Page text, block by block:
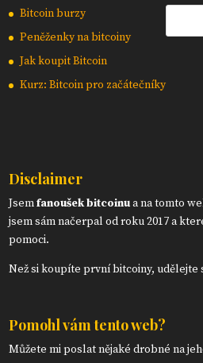
Bitcoin burzy
Peněženky na bitcoiny
Jak koupit Bitcoin
Kurz: Bitcoin pro začátečníky
Disclaimer
Jsemfanoušek bitcoinua na tomto
jsem sám načerpal od roku 2017 a
pomoci.
Než si koupíte první bitcoiny, udělejte
Pomohl vám tento web?
Můžete mi poslat nějaké drobné na